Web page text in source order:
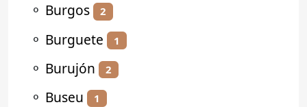
⚬ Burgos 2
⚬ Burguete 1
⚬ Burujón 2
⚬ Buseu 1